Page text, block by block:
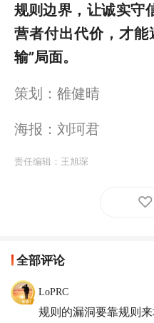
规则边界，让诚实守
营者付出代价 ，才
输”局面。
策划：雒健晴
海报：刘珂君
责任编辑： 王旭琛
全部评论
LoPRC
规则的漏洞要靠规则